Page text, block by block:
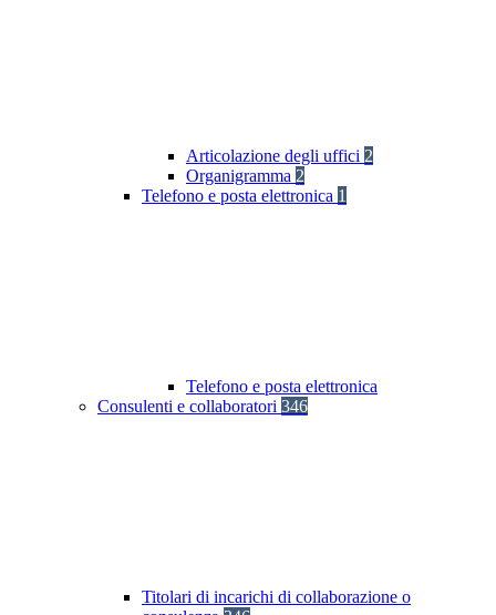
Articolazione degli uffici 2
Organigramma 2
Telefono e posta elettronica 1
Telefono e posta elettronica
Consulenti e collaboratori 346
Titolari di incarichi di collaborazione o